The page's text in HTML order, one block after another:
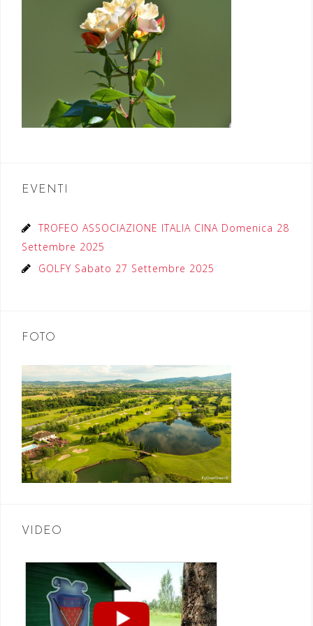
EVENTI
TROFEO ASSOCIAZIONE ITALIA CINA Domenica 28
Settembre 2025
GOLFY Sabato 27 Settembre 2025
FOTO
VIDEO